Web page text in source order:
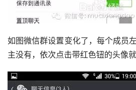
如图微信群设置变化了，每个成员
主没有，依次点击带红色钮的头像